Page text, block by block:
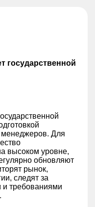
государственной
менеджеров. Для
высоком уровне,
обновляют
рынок,
следят за
требованиями